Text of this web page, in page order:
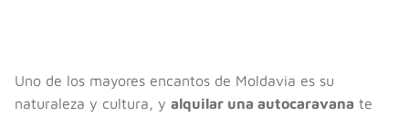
Uno de los mayores encantos de Moldavia es su
naturaleza y cultura, y alquilar una autocaravana te